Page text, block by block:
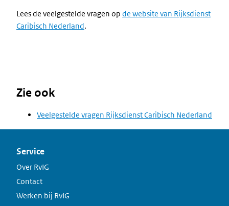
Lees de veelgestelde vragen op de website van Rijksdienst
Caribisch Nederland.
Zie ook
Veelgestelde vragen Rijksdienst Caribisch Nederland
Service
Over RvIG
Contact
Werken bij RvIG